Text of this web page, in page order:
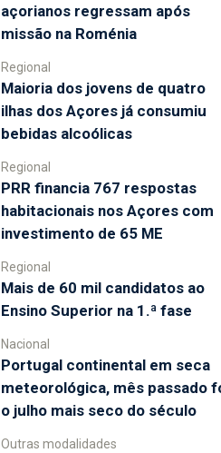
açorianos regressam após
missão na Roménia
Regional
Maioria dos jovens de quatro
ilhas dos Açores já consumiu
bebidas alcoólicas
Regional
PRR financia 767 respostas
habitacionais nos Açores com
investimento de 65 ME
Regional
Mais de 60 mil candidatos ao
Ensino Superior na 1.ª fase
Nacional
Portugal continental em seca
meteorológica, mês passado
o julho mais seco do século
Outras modalidades